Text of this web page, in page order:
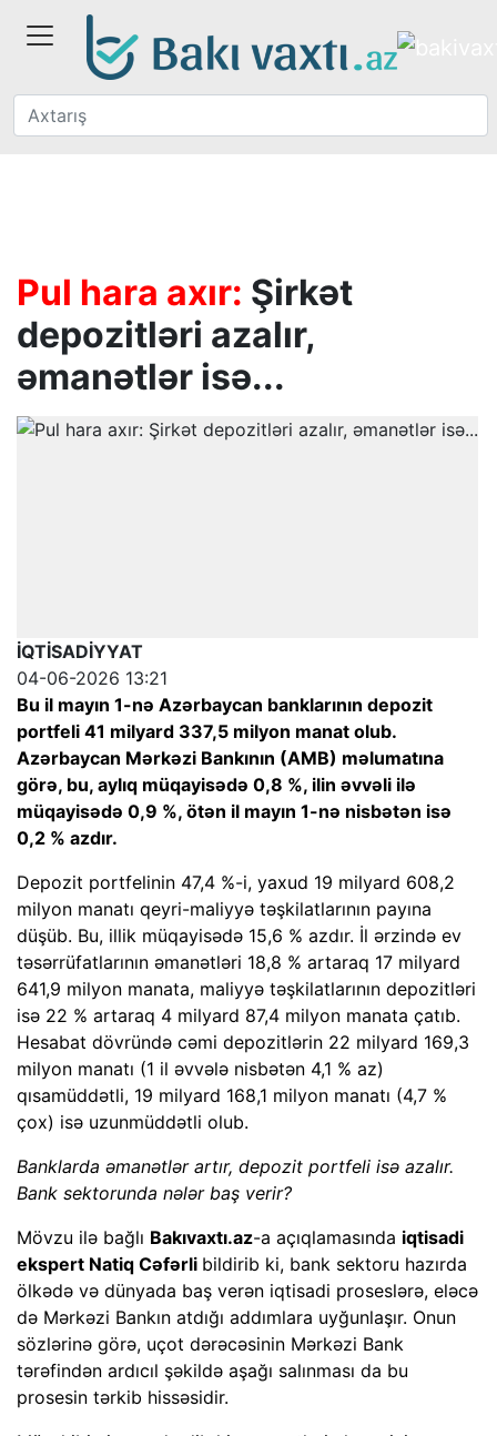
Pul hara axır: Şirkət
depozitləri azalır,
əmanətlər isə...
İQTİSADİYYAT
04-06-2026 13:21
Bu il mayın 1-nə Azərbaycan banklarının depozit
portfeli 41 milyard 337,5 milyon manat olub.
Azərbaycan Mərkəzi Bankının (AMB) məlumatına
görə, bu, aylıq müqayisədə 0,8 %, ilin əvvəli ilə
müqayisədə 0,9 %, ötən il mayın 1-nə nisbətən isə
0,2 % azdır.
Depozit portfelinin 47,4 %-i, yaxud 19 milyard 608,2
milyon manatı qeyri-maliyyə təşkilatlarının payına
düşüb. Bu, illik müqayisədə 15,6 % azdır. İl ərzində ev
təsərrüfatlarının əmanətləri 18,8 % artaraq 17 milyard
641,9 milyon manata, maliyyə təşkilatlarının depozitləri
isə 22 % artaraq 4 milyard 87,4 milyon manata çatıb.
Hesabat dövründə cəmi depozitlərin 22 milyard 169,3
milyon manatı (1 il əvvələ nisbətən 4,1 % az)
qısamüddətli, 19 milyard 168,1 milyon manatı (4,7 %
çox) isə uzunmüddətli olub.
Banklarda əmanətlər artır, depozit portfeli isə azalır.
Bank sektorunda nələr baş verir?
Mövzu ilə bağlı Bakıvaxtı.az-a açıqlamasında iqtisadi
ekspert Natiq Cəfərli bildirib ki, bank sektoru hazırda
ölkədə və dünyada baş verən iqtisadi proseslərə, eləcə
də Mərkəzi Bankın atdığı addımlara uyğunlaşır. Onun
sözlərinə görə, uçot dərəcəsinin Mərkəzi Bank
tərəfindən ardıcıl şəkildə aşağı salınması da bu
prosesin tərkib hissəsidir.